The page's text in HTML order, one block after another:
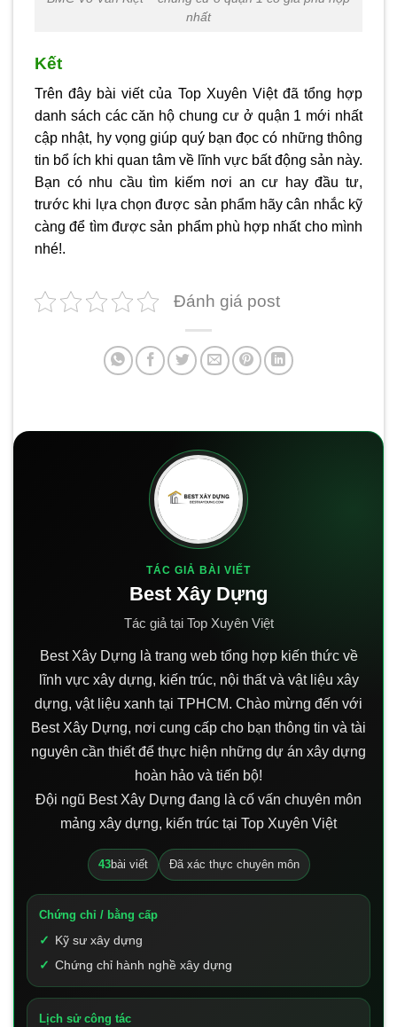
nhất
Kết
Trên đây bài viết của Top Xuyên Việt đã tổng hợp
danh sách các căn hộchung cư ở quận 1 mới nhất
cập nhật, hy vọng giúp quý bạn đọc có những thông
tin bổ ích khi quan tâm về lĩnh vực bất động sản này.
Bạn có nhu cầu tìm kiếm nơi an cư hay đầu tư,
trước khi lựa chọn được sản phẩm hãy cân nhắc kỹ
càng để tìm được sản phẩm phù hợp nhất cho mình
nhé!.
Đánh giá post
TÁC GIẢ BÀI VIẾT
Best Xây Dựng
Tác giả tại Top Xuyên Việt
Best Xây Dựng là trang web tổng hợp kiến thức về
lĩnh vực xây dựng, kiến trúc, nội thất và vật liệu xây
dựng, vật liệu xanh tại TPHCM. Chào mừng đến với
Best Xây Dựng, nơi cung cấp cho bạn thông tin và tài
nguyên cần thiết để thực hiện những dự án xây dựng
hoàn hảo và tiến bộ!
Đội ngũ Best Xây Dựng đang là cố vấn chuyên môn
mảng xây dựng, kiến trúc tại Top Xuyên Việt
43bài viết Đã xác thực chuyên môn
Chứng chỉ / bằng cấp
Kỹ sư xây dựng
Chứng chỉ hành nghề xây dựng
Lịch sử công tác